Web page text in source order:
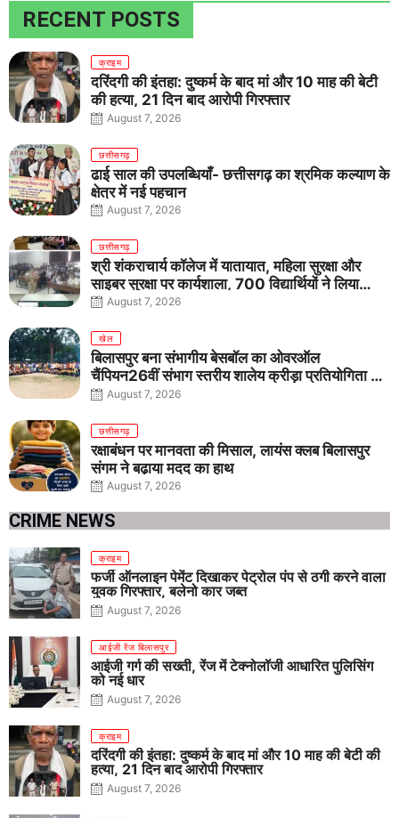
RECENT POSTS
क्राइम
दरिंदगी की इंतहा: दुष्कर्म के बाद मां और 10 माह की बेटी
की हत्या, 21 दिन बाद आरोपी गिरफ्तार
August 7, 2026
छत्तीसगढ़
ढाई साल की उपलब्धियाँ- छत्तीसगढ़ का श्रमिक कल्याण के
क्षेत्र में नई पहचान
August 7, 2026
छत्तीसगढ़
श्री शंकराचार्य कॉलेज में यातायात, महिला सुरक्षा और
साइबर सुरक्षा पर कार्यशाला, 700 विद्यार्थियों ने लिया
जागरूकता का संकल्प
August 7, 2026
खेल
बिलासपुर बना संभागीय बेसबॉल का ओवरऑल
चैंपियन26वीं संभाग स्तरीय शालेय क्रीड़ा प्रतियोगिता में
तीनों आयु वर्गों में शानदार प्रदर्शन
August 7, 2026
छत्तीसगढ़
रक्षाबंधन पर मानवता की मिसाल, लायंस क्लब बिलासपुर
संगम ने बढ़ाया मदद का हाथ
August 7, 2026
CRIME NEWS
क्राइम
फर्जी ऑनलाइन पेमेंट दिखाकर पेट्रोल पंप से ठगी करने वाला
युवक गिरफ्तार, बलेनो कार जब्त
August 7, 2026
आईजी रेंज बिलासपुर
आईजी गर्ग की सख्ती, रेंज में टेक्नोलॉजी आधारित पुलिसिंग
को नई धार
August 7, 2026
क्राइम
दरिंदगी की इंतहा: दुष्कर्म के बाद मां और 10 माह की बेटी की
हत्या, 21 दिन बाद आरोपी गिरफ्तार
August 7, 2026